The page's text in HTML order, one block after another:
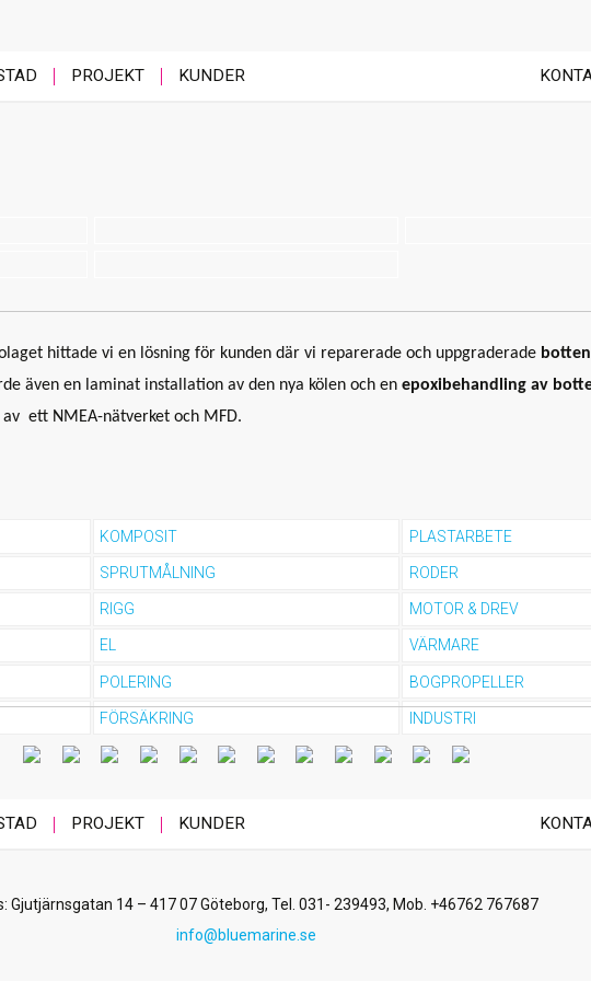
PROJEKT KUNDER
hittade vi en lösning för kunden där vi reparerade och uppgraderade
även en laminat installation av den nya kölen och en epoxibehandling av
ett NMEA-nätverket och MFD.
KOMPOSIT PLASTARBETE
SPRUTMÅLNING RODER
RIGG MOTOR & DREV
EL VÄRMARE
POLERING BOGPROPELLER
FÖRSÄKRING INDUSTRI
PROJEKT KUNDER
Gjutjärnsgatan 14 – 417 07 Göteborg, Tel. 031- 239493, Mob. +46762 767687
info@bluemarine.se